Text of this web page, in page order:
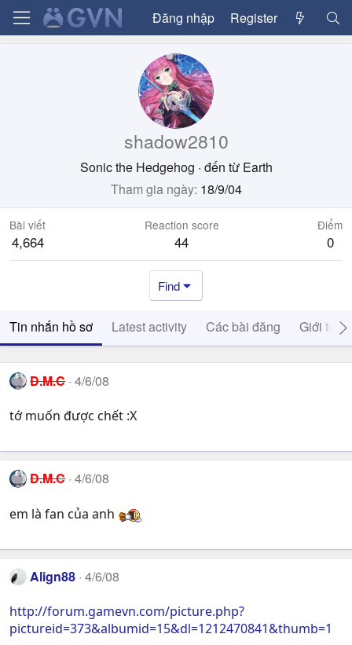
Đăng nhập Register
shadow2810
Sonic the Hedgehog · đến từ Earth
Tham gia ngày 18/9/04
Bài viết
4,664
Reaction score
44
Điểm
0
Find
Tin nhắn hồ sơ Latest activity Các bài đăng Giới thiệu
D.M.C 4/6/08
tớ muốn được chết :X
D.M.C 4/6/08
em là fan của anh
Align88 4/6/08
http://forum.gamevn.com/picture.php?
pictureid=373&albumid=15&dl=1212470841&thumb=1